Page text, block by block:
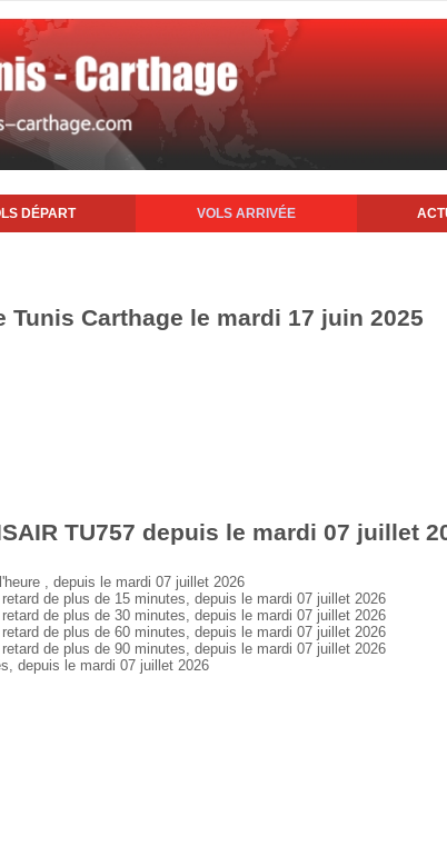
DÉPART VOLS ARRIVÉE
Carthage le mardi 17 juin 2025
TU757 depuis le mardi 07 juillet
, depuis le mardi 07 juillet 2026
de plus de 15 minutes, depuis le mardi 07 juillet 2026
de plus de 30 minutes, depuis le mardi 07 juillet 2026
de plus de 60 minutes, depuis le mardi 07 juillet 2026
de plus de 90 minutes, depuis le mardi 07 juillet 2026
depuis le mardi 07 juillet 2026